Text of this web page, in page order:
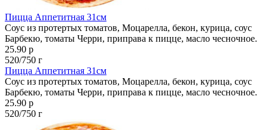
Пицца Аппетитная 31см
Соус из протертых томатов, Моцарелла, бекон, курица, соус
Барбекю, томаты Черри, приправа к пицце, масло чесночное.
25.90 р
520/750 г
Пицца Аппетитная 31см
Соус из протертых томатов, Моцарелла, бекон, курица, соус
Барбекю, томаты Черри, приправа к пицце, масло чесночное.
25.90 р
520/750 г